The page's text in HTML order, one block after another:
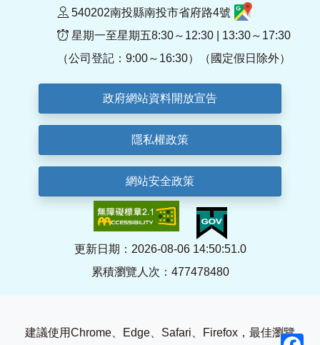
540202南投縣南投市省府路4號
星期一至星期五8:30～12:30 | 13:30～17:30
（公司登記：9:00～16:30）（國定假日除外）
政府網站資料開放宣告
隱私權政策
網站安全政策
更新日期：2026-08-06 14:50:51.0
累積瀏覽人次：477478480
建議使用Chrome、Edge、Safari、Firefox，最佳瀏覽